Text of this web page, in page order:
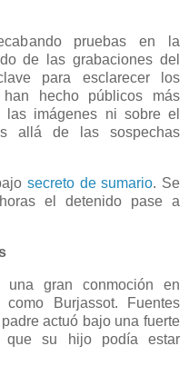
pruebas en la
de las grabaciones del
para esclarecer los
hecho públicos más
imágenes ni sobre el
allá de las sospechas
secreto de sumario. Se
el detenido pase a
gran conmoción en
Burjassot. Fuentes
actuó bajo una fuerte
que su hijo podía estar